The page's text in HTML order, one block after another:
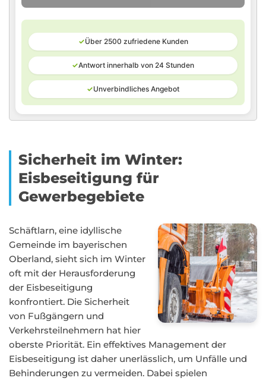
✓Über 2500 zufriedene Kunden
✓Antwort innerhalb von 24 Stunden
✓Unverbindliches Angebot
Sicherheit im Winter:
Eisbeseitigung für
Gewerbegebiete
Schäftlarn, eine idyllische
Gemeinde im bayerischen
Oberland, sieht sich im Winter
oft mit der Herausforderung
der Eisbeseitigung
konfrontiert. Die Sicherheit
von Fußgängern und
Verkehrsteilnehmern hat hier
oberste Priorität. Ein effektives Management der
Eisbeseitigung ist daher unerlässlich, um Unfälle und
Behinderungen zu vermeiden. Dabei spielen